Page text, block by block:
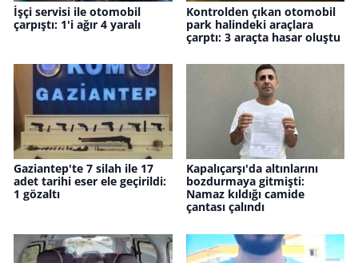
İşçi servisi ile otomobil
çarpıştı: 1'i ağır 4 yaralı
Kontrolden çıkan otomobil
park halindeki araçlara
çarptı: 3 araçta hasar oluştu
Gaziantep'te 7 silah ile 17
adet tarihi eser ele geçirildi:
1 gözaltı
Kapalıçarşı'da altınlarını
bozdurmaya gitmişti:
Namaz kıldığı camide
çantası çalındı